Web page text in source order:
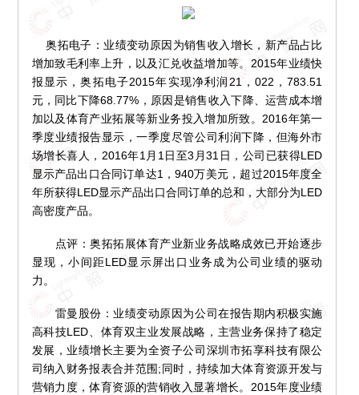
奥拓电子：业绩变动原因为销售收入增长，新产品占比
增加致毛利率上升，以及汇兑收益增加等。2015年业绩快
报显示，奥拓电子2015年实现净利润21，022，783.51
元，同比下降68.77%，原因是销售收入下降、运营成本增
加以及体育产业拓展等新业务投入增加所致。2016年第一
季度业绩报告显示，一季度尽管公司利润下降，但海外市
场增长喜人，2016年1月1日至3月31日，公司已获得LED
显示产品出口合同订单达1，940万美元，超过2015年度全
年所获得LED显示产品出口合同订单的总和，大部分为LED
高密度产品。
点评：奥拓拓展体育产业新业务战略成效已开始逐步
显现，小间距LED显示屏出口业务成为公司业绩的驱动
力。
雷曼股份：业绩变动原因为公司在报告期内积极实施
高科技LED、体育双主业发展战略，主营业务保持了稳定
发展，业绩增长主要为全资子公司深圳市拓享科技有限公
司纳入财务报表合并范围;同时，持续加大体育资源开发与
营销力度，体育资源的营销收入显著增长。2015年度业绩